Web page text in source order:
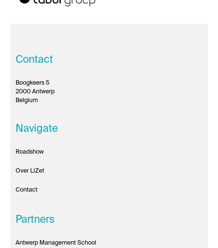
Contact
Boogkeers 5
2000 Antwerp
Belgium
Navigate
Roadshow
Over LiZet
Contact
Partners
Antwerp Management School